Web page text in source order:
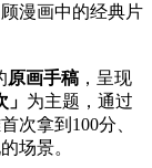
漫画中的经典片
原画手稿 ，呈现
」 为主题，通过
次拿到100分、
场景。